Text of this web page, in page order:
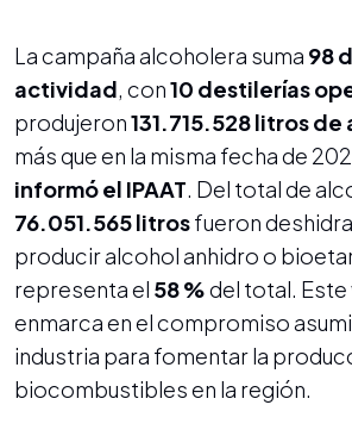
La campaña alcoholera suma 98
actividad, con10 destilerías
produjeron131.715.528 litros de
más que en la misma fecha de
informó el IPAAT. Del total de
76.051.565 litrosfueron
producir alcohol anhidro o
representa el 58 %del total. Este
enmarca en el compromiso
industria para fomentar la
biocombustibles en la región.